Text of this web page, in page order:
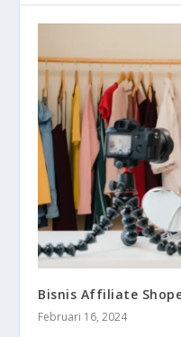
Bisnis Affiliate
Februari 16, 2024